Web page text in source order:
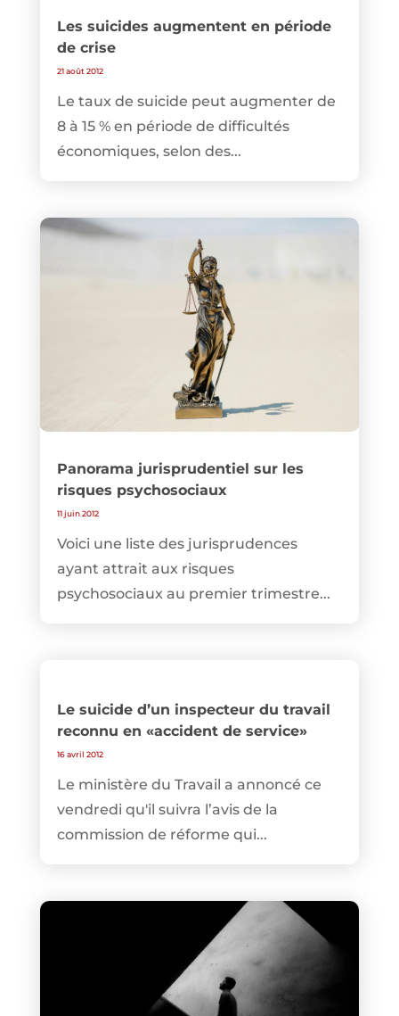
Les suicides augmentent en période
de crise
21 août 2012
Le taux de suicide peut augmenter de
8 à 15 % en période de difficultés
économiques, selon des...
Panorama jurisprudentiel sur les
risques psychosociaux
11 juin 2012
Voici une liste des jurisprudences
ayant attrait aux risques
psychosociaux au premier trimestre...
Le suicide d’un inspecteur du travail
reconnu en «accident de service»
16 avril 2012
Le ministère du Travail a annoncé ce
vendredi qu'il suivra l’avis de la
commission de réforme qui...